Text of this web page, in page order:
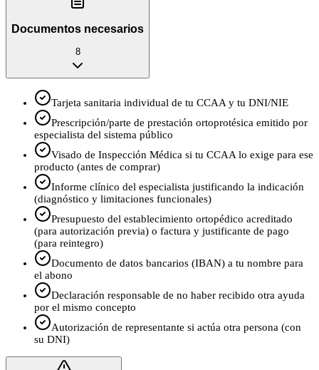
Documentos necesarios
8
Tarjeta sanitaria individual de tu CCAA y tu DNI/NIE
Prescripción/parte de prestación ortoprotésica emitido por
especialista del sistema público
Visado de Inspección Médica si tu CCAA lo exige para ese
producto (antes de comprar)
Informe clínico del especialista justificando la indicación
(diagnóstico y limitaciones funcionales)
Presupuesto del establecimiento ortopédico acreditado
(para autorización previa) o factura y justificante de pago
(para reintegro)
Documento de datos bancarios (IBAN) a tu nombre para
el abono
Declaración responsable de no haber recibido otra ayuda
por el mismo concepto
Autorización de representante si actúa otra persona (con
su DNI)